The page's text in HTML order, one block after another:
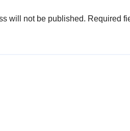
will not be published. Required